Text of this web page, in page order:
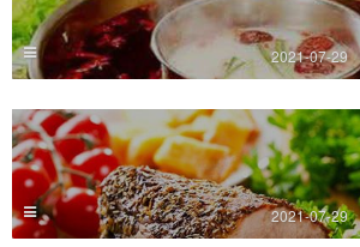
2021-07-29
2021-07-29